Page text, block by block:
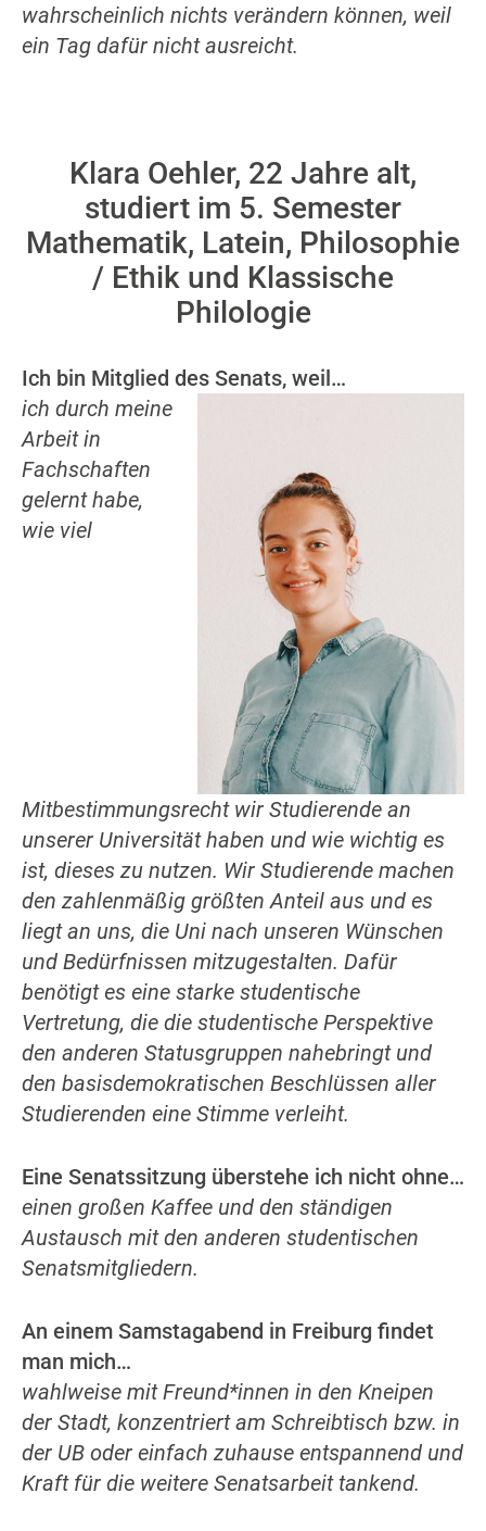
wahrscheinlich nichts verändern können, weil
ein Tag dafür nicht ausreicht.
Klara Oehler, 22 Jahre alt,
studiert im 5. Semester
Mathematik, Latein, Philosophie
/ Ethik und Klassische
Philologie
Ich bin Mitglied des Senats, weil…
ich durch meine
Arbeit in
Fachschaften
gelernt habe,
wie viel
Mitbestimmungsrecht wir Studierende an
unserer Universität haben und wie wichtig es
ist, dieses zu nutzen. Wir Studierende machen
den zahlenmäßig größten Anteil aus und es
liegt an uns, die Uni nach unseren Wünschen
und Bedürfnissen mitzugestalten. Dafür
benötigt es eine starke studentische
Vertretung, die die studentische Perspektive
den anderen Statusgruppen nahebringt und
den basisdemokratischen Beschlüssen aller
Studierenden eine Stimme verleiht.
Eine Senatssitzung überstehe ich nicht ohne…
einen großen Kaffee und den ständigen
Austausch mit den anderen studentischen
Senatsmitgliedern.
An einem Samstagabend in Freiburg findet
man mich…
wahlweise mit Freund*innen in den Kneipen
der Stadt, konzentriert am Schreibtisch bzw. in
der UB oder einfach zuhause entspannend und
Kraft für die weitere Senatsarbeit tankend.